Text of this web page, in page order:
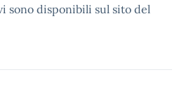
sono disponibili sul sito del